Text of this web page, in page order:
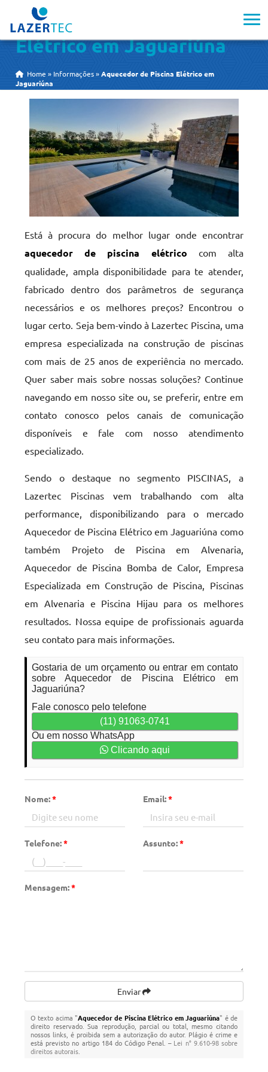
Aquecedor de Piscina
Elétrico em Jaguariúna
Home » Informações »Aquecedor de Piscina Elétrico em
Jaguariúna
Está à procura do melhor lugar onde encontrar
aquecedor de piscina elétrico com alta
qualidade, ampla disponibilidade para te atender,
fabricado dentro dos parâmetros de segurança
necessários e os melhores preços? Encontrou o
lugar certo. Seja bem-vindo à Lazertec Piscina, uma
empresa especializada na construção de piscinas
com mais de 25 anos de experiência no mercado.
Quer saber mais sobre nossas soluções? Continue
navegando em nosso site ou, se preferir, entre em
contato conosco pelos canais de comunicação
disponíveis e fale com nosso atendimento
especializado.
Sendo o destaque no segmento PISCINAS, a
Lazertec Piscinas vem trabalhando com alta
performance, disponibilizando para o mercado
Aquecedor de Piscina Elétrico em Jaguariúna como
também Projeto de Piscina em Alvenaria,
Aquecedor de Piscina Bomba de Calor, Empresa
Especializada em Construção de Piscina, Piscinas
em Alvenaria e Piscina Hijau para os melhores
resultados. Nossa equipe de profissionais aguarda
seu contato para mais informações.
Gostaria de um orçamento ou entrar em contato
sobre Aquecedor de Piscina Elétrico em
Jaguariúna?
Fale conosco pelo telefone
(11) 91063-0741
Ou em nosso WhatsApp
Clicando aqui
Nome:* Email:*
Telefone:* Assunto:*
Mensagem:*
Enviar
O texto acima "Aquecedor de Piscina Elétrico em Jaguariúna" é de
direito reservado. Sua reprodução, parcial ou total, mesmo citando
nossos links, é proibida sem a autorização do autor. Plágio é crime e
está previsto no artigo 184 do Código Penal. – Lei n° 9.610-98 sobre
direitos autorais